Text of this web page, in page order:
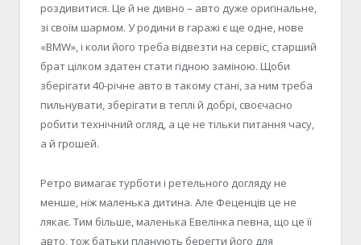
роздивитися. Це й не дивно – авто дуже оригінальне,
зі своїм шармом. У родини в гаражі є ще одне, нове
«BMW», і коли його треба відвезти на сервіс, старший
брат цілком здатен стати гідною заміною. Щоби
зберігати 40-річне авто в такому стані, за ним треба
пильнувати, зберігати в теплі й добрі, своєчасно
робити технічний огляд, а це не тільки питання часу,
а й грошей.
Ретро вимагає турботи і ретельного догляду не
менше, ніж маленька дитина. Але Феценців це не
лякає. Тим більше, маленька Евелінка певна, що це її
авто, тож батьки планують берегти його для